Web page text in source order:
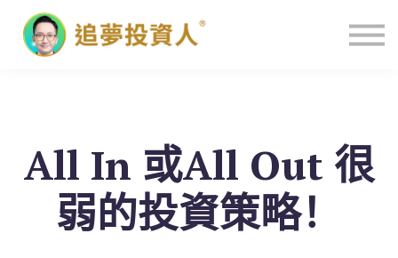
主頁
All In 或All Out 很
弱的投資策略！